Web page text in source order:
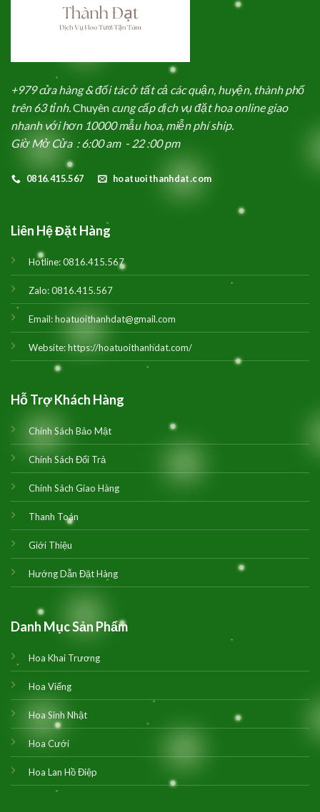
+979 cửa hàng & đối tác ở tất cả các quận, huyện, thành phố
trên 63 tỉnh.Chuyên cung cấp dịch vụ đặt hoa online giao
nhanh với hơn 10000 mẫu hoa, miễn phí ship.
Giờ Mở Cửa : 6:00 am - 22 :00 pm
0816.415.567 hoatuoithanhdat.com
Liên Hệ Đặt Hàng
Hotline:0816.415.567
Zalo:0816.415.567
Email:hoatuoithanhdat@gmail.com
Website:https://hoatuoithanhdat.com/
Hỗ Trợ Khách Hàng
Chính Sách Bảo Mật
Chính Sách Đổi Trả
Chính Sách Giao Hàng
Thanh Toán
Giới Thiệu
Hướng Dẫn Đặt Hàng
Danh Mục Sản Phẩm
Hoa Khai Trương
Hoa Viếng
Hoa Sinh Nhật
Hoa Cưới
Hoa Lan Hồ Điệp